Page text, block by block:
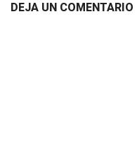
DEJA UN COMENTARIO